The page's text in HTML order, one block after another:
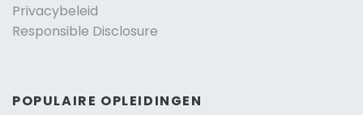
Privacybeleid
Responsible Disclosure
POPULAIRE OPLEIDINGEN